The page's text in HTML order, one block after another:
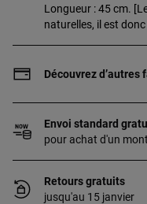
Longueur : 45 cm.
naturelles, il est
Découvrez d’autres
Envoi standard
pour achat d'un
Retours gratuits
jusqu'au 15 janvier